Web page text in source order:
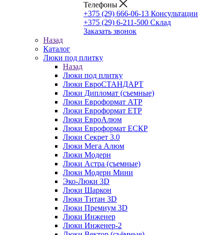
Телефоны
+375 (29) 666-06-13 Консультации
+375 (29) 6-211-500 Склад
Заказать звонок
Назад
Каталог
Люки под плитку
Назад
Люки под плитку
Люки ЕвроСТАНДАРТ
Люки Дипломат (съемные)
Люки Евроформат АТР
Люки Евроформат ЕТР
Люки ЕвроАлюм
Люки Евроформат ЕСКР
Люки Секрет 3.0
Люки Мега Алюм
Люки Модерн
Люки Астра (съемные)
Люки Модерн Мини
Эко-Люки 3D
Люки Шаркон
Люки Титан 3D
Люки Премиум 3D
Люки Инженер
Люки Инженер-2